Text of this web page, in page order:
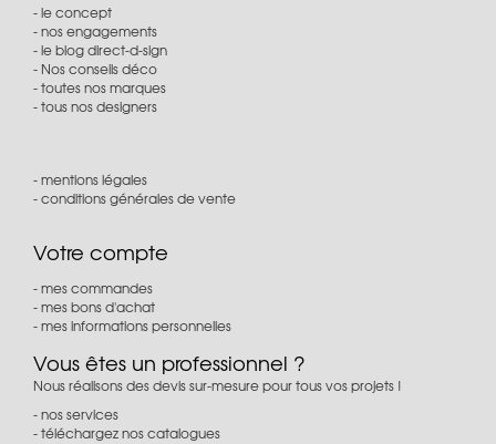
le concept
nos engagements
le blog direct-d-sign
Nos conseils déco
toutes nos marques
tous nos designers
mentions légales
conditions générales de vente
Votre compte
mes commandes
mes bons d'achat
mes informations personnelles
Vous êtes un professionnel ?
Nous réalisons des devis sur-mesure pour tous vos projets !
nos services
téléchargez nos catalogues